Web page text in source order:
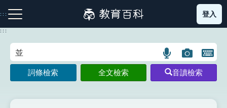
到
主
:::
注音索引圖示 筆畫索引圖示 部首索引表圖示
登入
:::
語
言
搜
圖
片
搜
開
鍵
圖
詞條檢索 全文檢索 音讀檢索